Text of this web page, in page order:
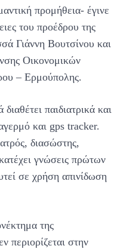
προμήθεια- έγινε
του προέδρου της
Γιάννη Βουτσίνου και
Οικονομικών
– Ερμούπολης.
παιδιατρικά και
και gps tracker.
διασώστης,
γνώσεις πρώτων
σε χρήση απινίδωση
της
περιορίζεται στην